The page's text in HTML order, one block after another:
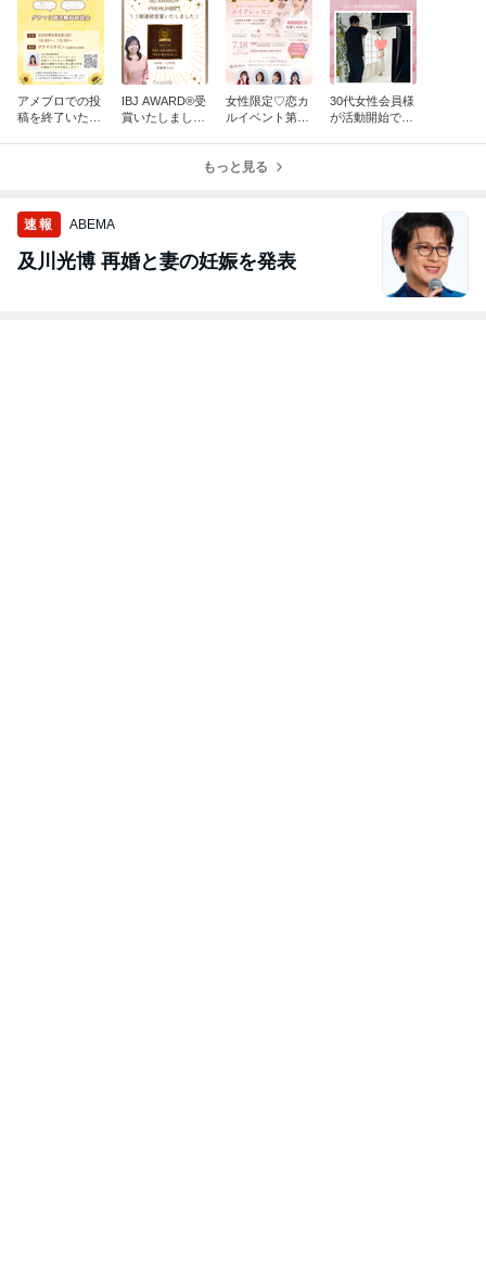
アメブロでの投
稿を終了いたし
IBJ AWARD®受
賞いたしまし
女性限定♡恋カ
ルイベント第二
メイクレッスン
30代女性会員様
が活動開始です
もっと見る
速報 ABEMA
及川光博 再婚と妻の妊娠を発表